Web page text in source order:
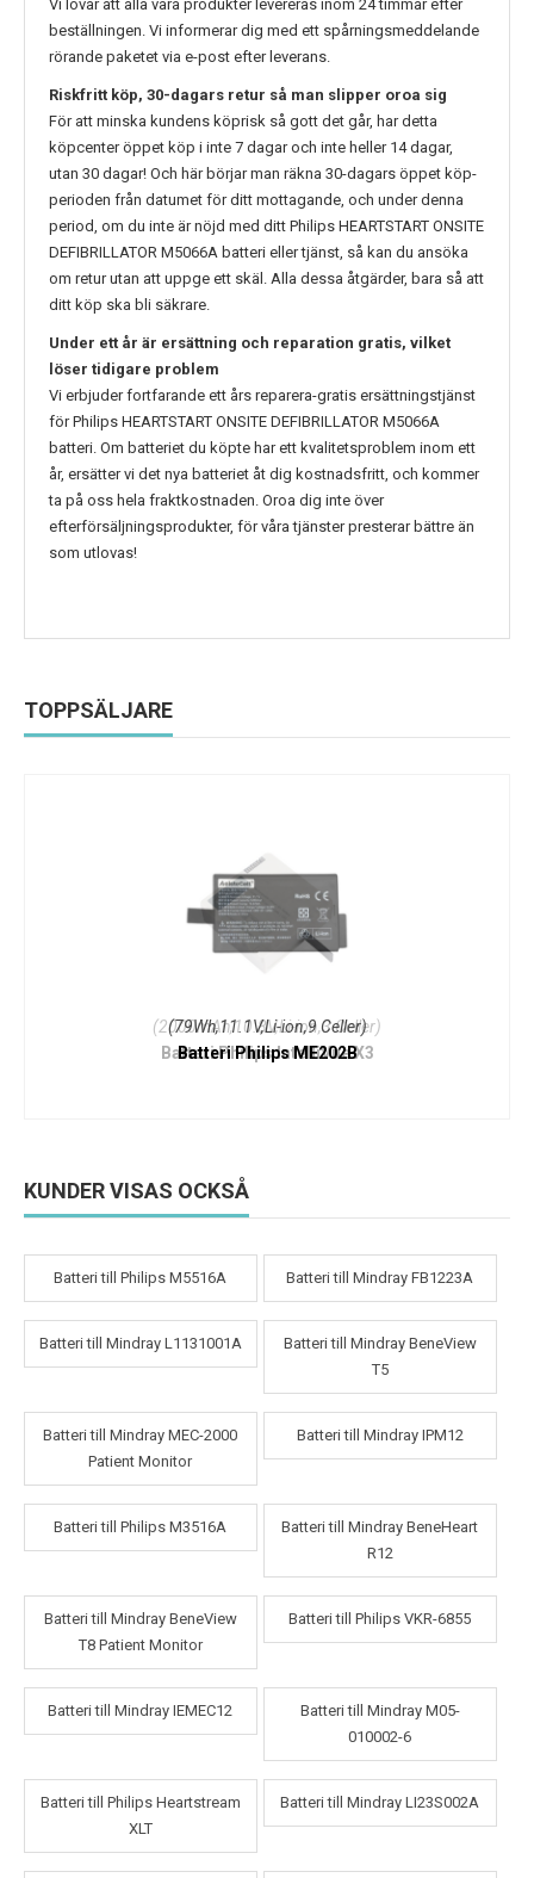
Vi lovar att alla våra produkter levereras inom 24 timmar efter
beställningen. Vi informerar dig med ett spårningsmeddelande
rörande paketet via e-post efter leverans.
Riskfritt köp, 30-dagars retur så man slipper oroa sig
För att minska kundens köprisk så gott det går, har detta
köpcenter öppet köp i inte 7 dagar och inte heller 14 dagar,
utan 30 dagar! Och här börjar man räkna 30-dagars öppet köp-
perioden från datumet för ditt mottagande, och under denna
period, om du inte är nöjd med ditt Philips HEARTSTART ONSITE
DEFIBRILLATOR M5066A batteri eller tjänst, så kan du ansöka
om retur utan att uppge ett skäl. Alla dessa åtgärder, bara så att
ditt köp ska bli säkrare.
Under ett år är ersättning och reparation gratis, vilket
löser tidigare problem
Vi erbjuder fortfarande ett års reparera-gratis ersättningstjänst
förPhilips HEARTSTART ONSITE DEFIBRILLATOR M5066A
batteri. Om batteriet du köpte har ett kvalitetsproblem inom ett
år, ersätter vi det nya batteriet åt dig kostnadsfritt, och kommer
ta på oss hela fraktkostnaden. Oroa dig inte över
efterförsäljningsprodukter, för våra tjänster presterar bättre än
som utlovas!
TOPPSÄLJARE
(79Wh,11.1V,Li-ion,9 Celler)
Batteri Philips ME202B
KUNDER VISAS OCKSÅ
Batteri till Philips M5516A Batteri till Mindray FB1223A
Batteri till Mindray L1131001A
Batteri till Mindray BeneView
T5
Batteri till Mindray MEC-2000
Patient Monitor
Batteri till Mindray IPM12
Batteri till Philips M3516A
Batteri till Mindray BeneHeart
R12
Batteri till Mindray BeneView
T8 Patient Monitor
Batteri till Philips VKR-6855
Batteri till Mindray IEMEC12
Batteri till Mindray M05-
010002-6
Batteri till Philips Heartstream
XLT
Batteri till Mindray LI23S002A